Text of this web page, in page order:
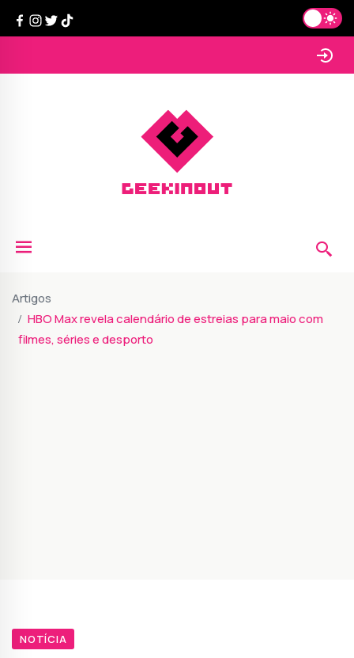
Artigos
HBO Max revela calendário de estreias para maio com
filmes, séries e desporto
NOTÍCIA